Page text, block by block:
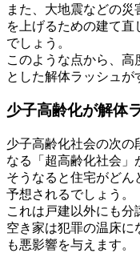
また、大地震などの
を上げるための建て直
でしょう。
このような点から、
とした解体ラッシュが
少子高齢化が解体
少子高齢化社会の次の
なる「超高齢化社会」
そうなると住宅がど
予想されるでしょう。
これは戸建以外にも分
空き家は犯罪の温床に
も悪影響を与えます。